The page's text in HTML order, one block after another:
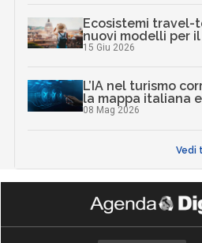
Ecosistemi travel-
nuovi modelli per
15 Giu 2026
L’IA nel turismo
la mappa italiana
08 Mag 2026
Vedi